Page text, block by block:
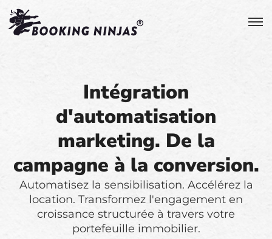
Intégration
d'automatisation
marketing. De la
campagne à la conversion.
Automatisez la sensibilisation. Accélérez la
location. Transformez l'engagement en
croissance structurée à travers votre
portefeuille immobilier.